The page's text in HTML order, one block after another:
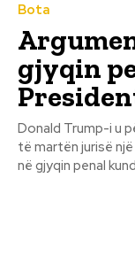
Bota
gjyqin
Donald Trump-i u
të martën jurisë
në gjyqin penal